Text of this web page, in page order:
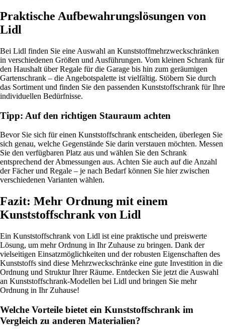
Praktische Aufbewahrungslösungen von
Lidl
Bei Lidl finden Sie eine Auswahl an Kunststoffmehrzweckschränken
in verschiedenen Größen und Ausführungen. Vom kleinen Schrank für
den Haushalt über Regale für die Garage bis hin zum geräumigen
Gartenschrank – die Angebotspalette ist vielfältig. Stöbern Sie durch
das Sortiment und finden Sie den passenden Kunststoffschrank für Ihre
individuellen Bedürfnisse.
Tipp: Auf den richtigen Stauraum achten
Bevor Sie sich für einen Kunststoffschrank entscheiden, überlegen Sie
sich genau, welche Gegenstände Sie darin verstauen möchten. Messen
Sie den verfügbaren Platz aus und wählen Sie den Schrank
entsprechend der Abmessungen aus. Achten Sie auch auf die Anzahl
der Fächer und Regale – je nach Bedarf können Sie hier zwischen
verschiedenen Varianten wählen.
Fazit: Mehr Ordnung mit einem
Kunststoffschrank von Lidl
Ein Kunststoffschrank von Lidl ist eine praktische und preiswerte
Lösung, um mehr Ordnung in Ihr Zuhause zu bringen. Dank der
vielseitigen Einsatzmöglichkeiten und der robusten Eigenschaften des
Kunststoffs sind diese Mehrzweckschränke eine gute Investition in die
Ordnung und Struktur Ihrer Räume. Entdecken Sie jetzt die Auswahl
an Kunststoffschrank-Modellen bei Lidl und bringen Sie mehr
Ordnung in Ihr Zuhause!
Welche Vorteile bietet ein Kunststoffschrank im
Vergleich zu anderen Materialien?